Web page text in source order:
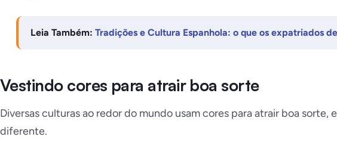
Leia Também: Tradições e Cultura Espanhola: o que os expatriados
Vestindo cores para atrair boa sorte
Diversas culturas ao redor do mundo usam cores para atrair boa sorte,
diferente.